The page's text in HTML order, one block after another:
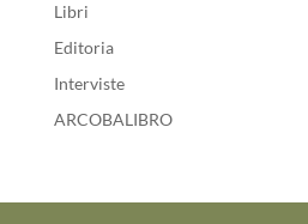
Libri
Editoria
Interviste
ARCOBALIBRO